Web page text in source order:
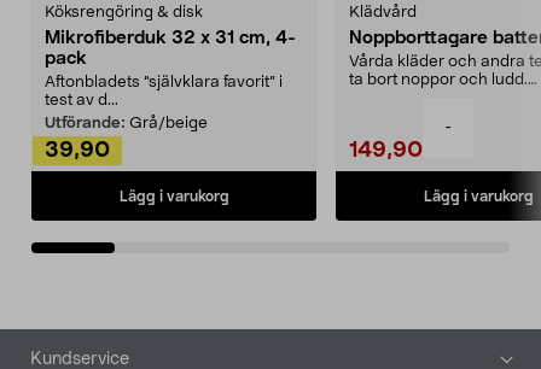
-
Köksrengöring & disk
Mikrofiberduk 32 x 31 cm, 4-
pack
Aftonbladets "självklara favorit” i
test av d...
Utförande: Grå/beige
39,90
Lägg i varukorg
Klädvård
Noppborttagare
Vårda kläder och andra
ta bort noppor och ludd.
149,90
Lägg i varukorg
Sidfot
Kundservice